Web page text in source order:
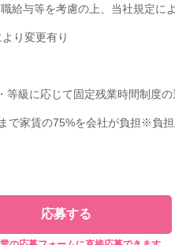
給与等を考慮の上、当社規定に
り変更有り
級に応じて固定残業時間制度の
家賃の75%を会社が負担※負担
応募する